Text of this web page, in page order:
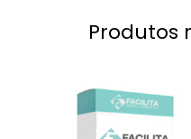
Produtos